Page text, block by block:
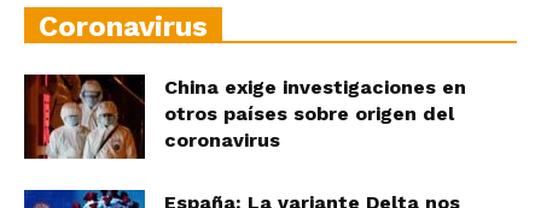
Coronavirus
China exige investigaciones en
otros países sobre origen del
coronavirus
España: La variante Delta nos